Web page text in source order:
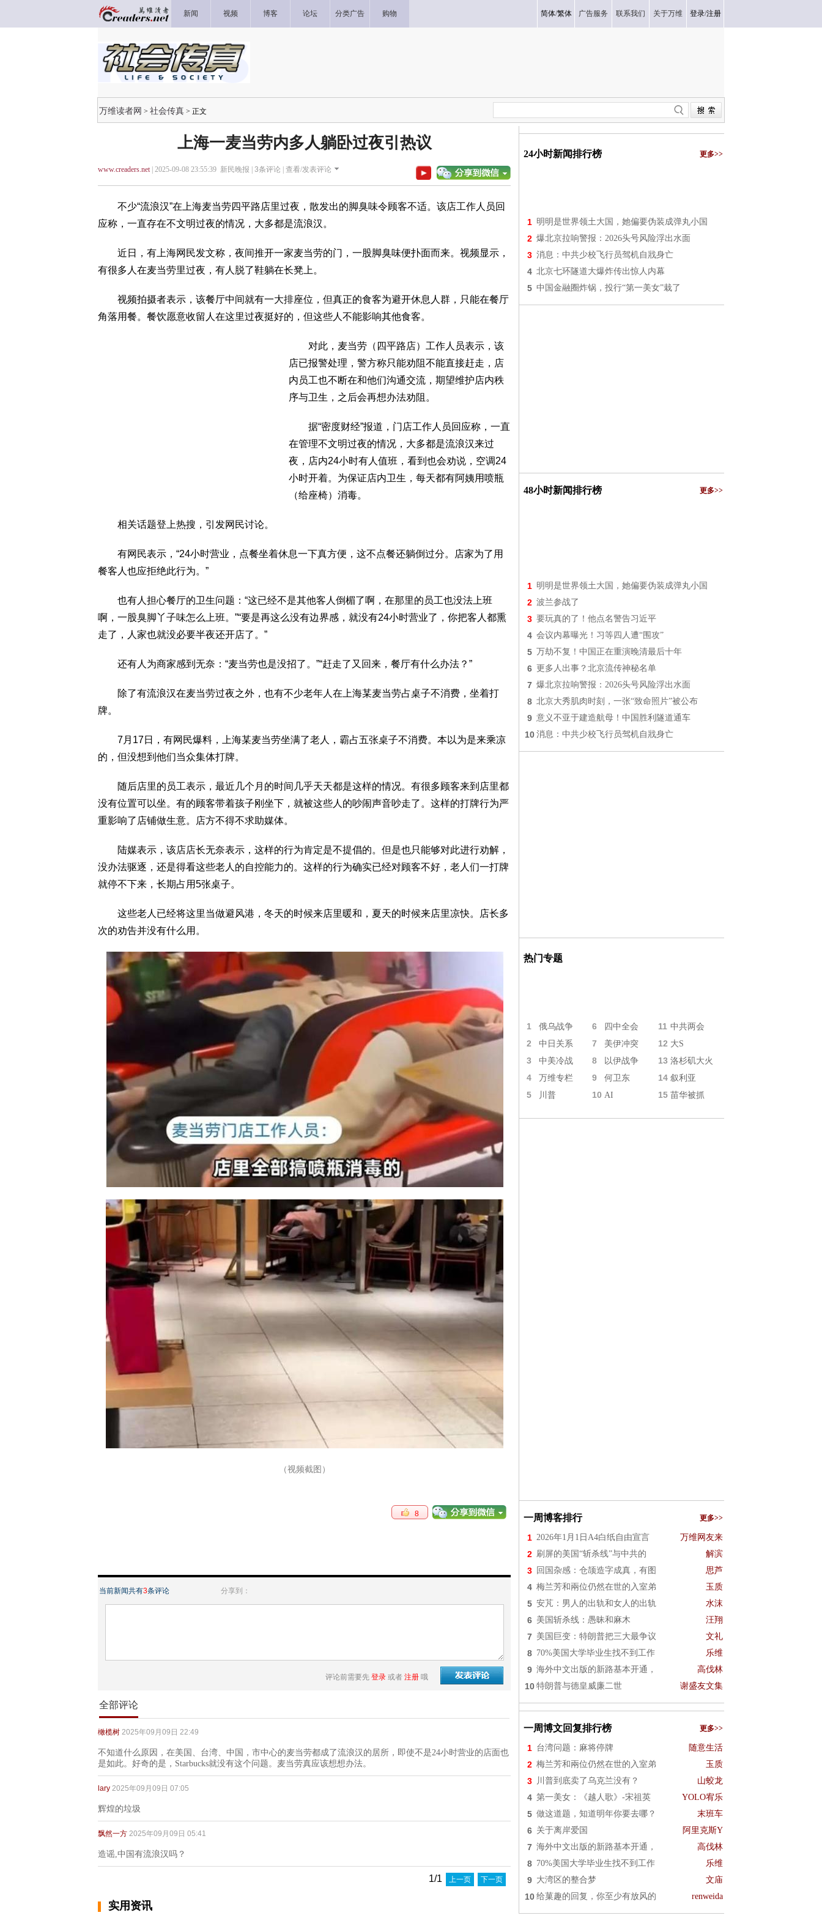
新闻 视频 博客 论坛 分类广告 购物 简体/繁体 广告服务 联系我们 关于万维 登录/注册
万维读者网 > 社会传真 > 正文
上海一麦当劳内多人躺卧过夜引热议
www.creaders.net| 2025-09-08 23:55:39 新民晚报 | 3条评论 | 查看/发表评论
不少“流浪汉”在上海麦当劳四平路店里过夜，散发出的脚臭味令顾客不适。该店工作人员回
应称，一直存在不文明过夜的情况，大多都是流浪汉。
近日，有上海网民发文称，夜间推开一家麦当劳的门，一股脚臭味便扑面而来。视频显示，
有很多人在麦当劳里过夜，有人脱了鞋躺在长凳上。
视频拍摄者表示，该餐厅中间就有一大排座位，但真正的食客为避开休息人群，只能在餐厅
角落用餐。餐饮愿意收留人在这里过夜挺好的，但这些人不能影响其他食客。
对此，麦当劳（四平路店）工作人员表示，该
店已报警处理，警方称只能劝阻不能直接赶走，店
内员工也不断在和他们沟通交流，期望维护店内秩
序与卫生，之后会再想办法劝阻。
据“密度财经”报道，门店工作人员回应称，一直
在管理不文明过夜的情况，大多都是流浪汉来过
夜，店内24小时有人值班，看到也会劝说，空调24
小时开着。为保证店内卫生，每天都有阿姨用喷瓶
（给座椅）消毒。
相关话题登上热搜，引发网民讨论。
有网民表示，“24小时营业，点餐坐着休息一下真方便，这不点餐还躺倒过分。店家为了用
餐客人也应拒绝此行为。”
也有人担心餐厅的卫生问题：“这已经不是其他客人倒楣了啊，在那里的员工也没法上班
啊，一股臭脚丫子味怎么上班。”“要是再这么没有边界感，就没有24小时营业了，你把客人都熏
走了，人家也就没必要半夜还开店了。”
还有人为商家感到无奈：“麦当劳也是没招了。”“赶走了又回来，餐厅有什么办法？”
除了有流浪汉在麦当劳过夜之外，也有不少老年人在上海某麦当劳占桌子不消费，坐着打
牌。
7月17日，有网民爆料，上海某麦当劳坐满了老人，霸占五张桌子不消费。本以为是来乘凉
的，但没想到他们当众集体打牌。
随后店里的员工表示，最近几个月的时间几乎天天都是这样的情况。有很多顾客来到店里都
没有位置可以坐。有的顾客带着孩子刚坐下，就被这些人的吵闹声音吵走了。这样的打牌行为严
重影响了店铺做生意。店方不得不求助媒体。
陆媒表示，该店店长无奈表示，这样的行为肯定是不提倡的。但是也只能够对此进行劝解，
没办法驱逐，还是得看这些老人的自控能力的。这样的行为确实已经对顾客不好，老人们一打牌
就停不下来，长期占用5张桌子。
这些老人已经将这里当做避风港，冬天的时候来店里暖和，夏天的时候来店里凉快。店长多
次的劝告并没有什么用。
（视频截图）
8
当前新闻共有3条评论 分享到：
评论前需要先 登录 或者 注册 哦
全部评论
橄榄树 2025年09月09日 22:49
不知道什么原因，在美国、台湾、中国，市中心的麦当劳都成了流浪汉的居所，即使不是24小时营业的店面也
是如此。好奇的是，Starbucks就没有这个问题。麦当劳真应该想想办法。
lary 2025年09月09日 07:05
辉煌的垃圾
飘然一方 2025年09月09日 05:41
造谣,中国有流浪汉吗？
1/1 上一页 下一页
实用资讯
24小时新闻排行榜 更多>>
1 明明是世界领土大国，她偏要伪装成弹丸小国
2 爆北京拉响警报：2026头号风险浮出水面
3 消息：中共少校飞行员驾机自戕身亡
4 北京七环隧道大爆炸传出惊人内幕
5 中国金融圈炸锅，投行“第一美女”栽了
48小时新闻排行榜 更多>>
1 明明是世界领土大国，她偏要伪装成弹丸小国
2 波兰参战了
3 要玩真的了！他点名警告习近平
4 会议内幕曝光！习等四人遭“围攻”
5 万劫不复！中国正在重演晚清最后十年
6 更多人出事？北京流传神秘名单
7 爆北京拉响警报：2026头号风险浮出水面
8 北京大秀肌肉时刻，一张“致命照片”被公布
9 意义不亚于建造航母！中国胜利隧道通车
10 消息：中共少校飞行员驾机自戕身亡
热门专题
1 俄乌战争 6 四中全会 11 中共两会
2 中日关系 7 美伊冲突 12 大S
3 中美冷战 8 以伊战争 13 洛杉矶大火
4 万维专栏 9 何卫东 14 叙利亚
5 川普 10 AI 15 苗华被抓
一周博客排行 更多>>
1 2026年1月1日A4白纸自由宣言 万维网友来
2 刷屏的美国“斩杀线”与中共的 解滨
3 回国杂感：仓颉造字成真，有图 思芦
4 梅兰芳和兩位仍然在世的入室弟 玉质
5 安芃：男人的出轨和女人的出轨 水沫
6 美国斩杀线：愚昧和麻木 汪翔
7 美国巨变：特朗普把三大最争议 文礼
8 70%美国大学毕业生找不到工作 乐维
9 海外中文出版的新路基本开通， 高伐林
10 特朗普与德皇威廉二世 谢盛友文集
一周博文回复排行榜 更多>>
1 台湾问题：麻将停牌 随意生活
2 梅兰芳和兩位仍然在世的入室弟 玉质
3 川普到底卖了乌克兰没有？ 山蛟龙
4 第一美女：《越人歌》-宋祖英 YOLO宥乐
5 做这道题，知道明年你要去哪？ 末班车
6 关于离岸爱国 阿里克斯Y
7 海外中文出版的新路基本开通， 高伐林
8 70%美国大学毕业生找不到工作 乐维
9 大湾区的整合梦 文庙
10 给菓趣的回复，你至少有放风的 renweida